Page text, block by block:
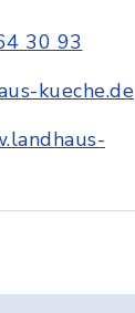
30 93
kueche.de